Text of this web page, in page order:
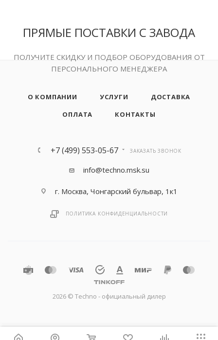
ПРЯМЫЕ ПОСТАВКИ С ЗАВОДА
ПОЛУЧИТЕ СКИДКУ И ПОДБОР ОБОРУДОВАНИЯ ОТ
ПЕРСОНАЛЬНОГО МЕНЕДЖЕРА
О КОМПАНИИ УСЛУГИ
ДОСТАВКА
ОПЛАТА
КОНТАКТЫ
+7 (499) 553-05-67 ЗАКАЗАТЬ ЗВОНОК
info@techno.msk.su
г. Москва, Чонгарский бульвар, 1к1
ПОЛИТИКА КОНФИДЕНЦИАЛЬНОСТИ
2026 © Techno - официальный дилер